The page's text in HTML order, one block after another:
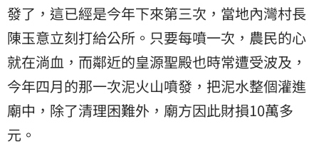
發了，這已經是今年下來第三次，當地內灣村長
陳玉意立刻打給公所。只要每噴一次，農民的心
就在淌血，而鄰近的皇源聖殿也時常遭受波及，
今年四月的那一次泥火山噴發，把泥水整個灌進
廟中，除了清理困難外，廟方因此財損10萬多
元。